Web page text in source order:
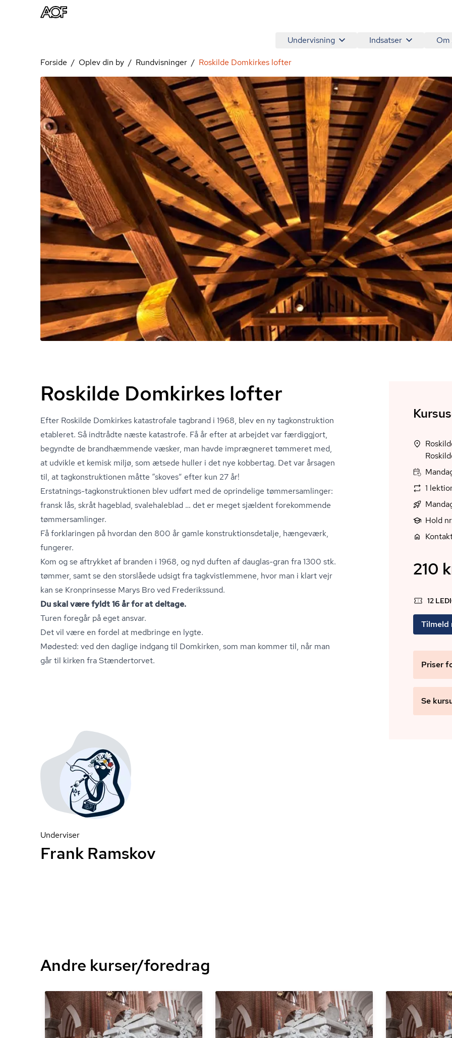
Undervisning Indsatser Om
Forside Oplev din by Rundvisninger Roskilde Domkirkes lofter
Roskilde Domkirkes lofter
Efter Roskilde Domkirkes katastrofale tagbrand i 1968, blev en ny tag­kon­struk­tion
etableret. Så indtrådte næste katastrofe. Få år efter at arbejdet var færdiggjort,
begyndte de brandhæmmende væsker, man havde imprægneret tømmeret med,
at udvikle et kemisk miljø, som ætsede huller i det nye kobbertag. Det var årsagen
til, at tag­kon­struk­tio­nen måtte “skoves” efter kun 27 år!
Erstatnings-tag­kon­struk­tio­nen blev udført med de oprindelige tøm­mer­sam­lin­ger:
fransk lås, skråt hageblad, svalehaleblad … det er meget sjældent forekommende
tøm­mer­sam­lin­ger.
Få forklaringen på hvordan den 800 år gamle kon­struk­tions­de­tal­je, hængeværk,
fungerer.
Kom og se aftrykket af branden i 1968, og nyd duften af dauglas-gran fra 1300 stk.
tømmer, samt se den storslåede udsigt fra tag­k­vist­lem­me­ne, hvor man i klart vejr
kan se Kronprinsesse Marys Bro ved Frederikssund.
Du skal være fyldt 16 år for at deltage.
Turen foregår på eget ansvar.
Det vil være en fordel at medbringe en lygte.
Mødested: ved den daglige indgang til Domkirken, som man kommer til, når man
går til kirken fra Stændertorvet.
1
Hold
210
12
Tilmeld
Priser
Se
Underviser
Frank Ramskov
Andre kurser/foredrag